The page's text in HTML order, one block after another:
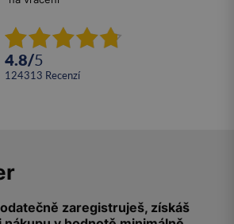
4.8/5
124313 recenzí
zaregistruješ, získáš